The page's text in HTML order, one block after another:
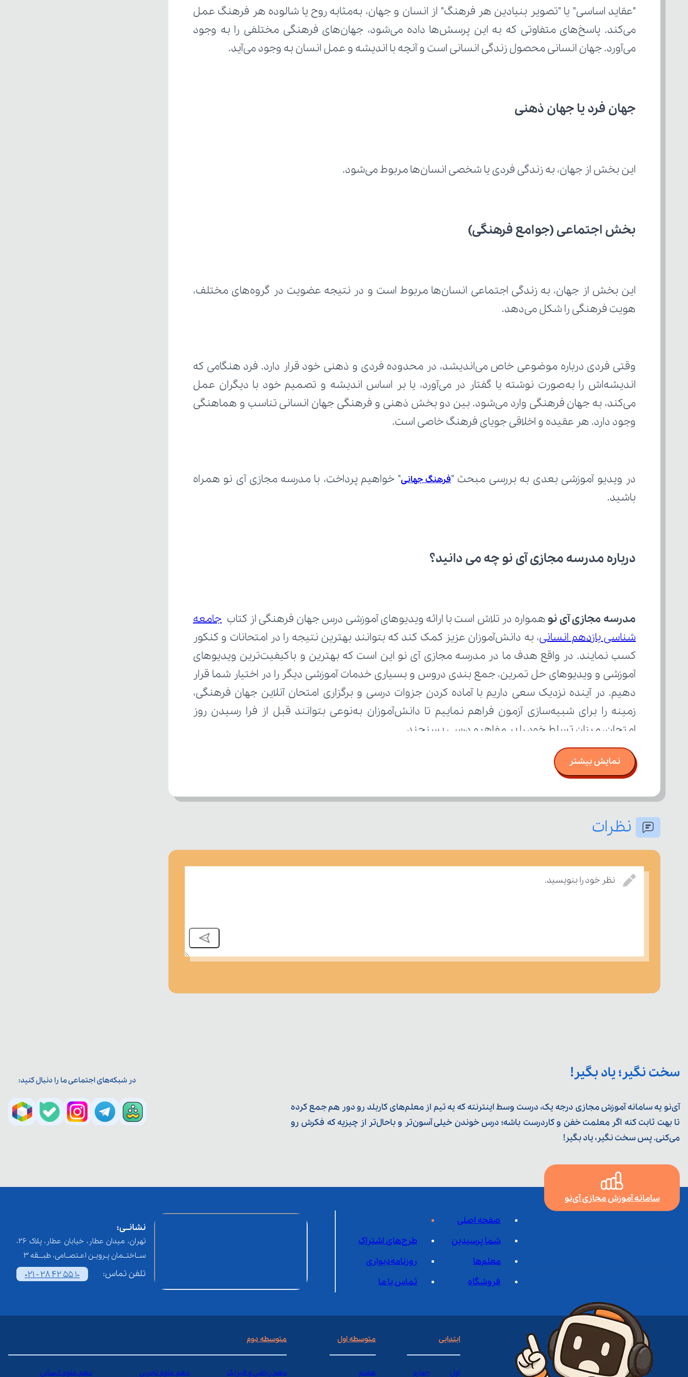
می‌آورد. جهان انسانی محصول زندگی انسانی است و آنچه با اندیشه و عمل انسان به وجود می‌آید.
جهان فرد یا جهان ذهنی
این بخش از جهان، به زندگی فردی یا شخصی انسان‌ها مربوط می‌شود.
بخش اجتماعی (جوامع فرهنگی)
هویت فرهنگی را شکل می‌دهد.
وجود دارد. هر عقیده و اخلاقی جویای فرهنگ خاصی است.
در ویدیو آموزشی بعدی به بررسی مبحث "فرهنگ جهانی
باشید.
درباره مدرسه مجازی آی نو چه می‌ دانید؟
مدرسه مجازی آی نو همواره در تلاش است با ارائه ویدیوهای آموزشی درس جهان فرهنگی از کتاب
شناسی یازدهم انسانی
امتحان، میزان تسلط خود را بر مفاهیم درسی بسنجند.
نمایش بیشتر
نظرات
نظر خود را بنویسید.
سخت نگیر؛ یاد بگیر!
آی‌نو یه سامانه آموزش مجازی درجه یک، درست وسط اینترنته که یه تیم از معلم‌‌های کاربلد رو دور هم جمع کرده
تا بهت ثابت کنه اگر معلمت خفن و کاردرست باشه؛ درس خوندن خیلی آسون‌تر و باحال‌تر از چیزیه که فکرش رو
می‌کنی. پس سخت نگیر، یاد بگیر!
در شبکه‌های اجتماعی ما را دنبال کنید:
سامانه آموزش مجازی آی‌نو
صفحه اصلی
شما پرسیدین
طرح‌های اشتراک
معلم‌ها
روزنامه‌دیواری
فروشگاه
تماس با ما
نشانــی:
تهران، میدان عطار، خیابان عطار، پلاک 26،
ســاختــمان پـرویـن اعـتصــامی، طبـــقه 3
تلفن تماس: 021 - 28 42 55 10
ابتدایی
اول چهارم
متوسطه اول
هفتم
متوسطه دوم
دهم ریاضی و فیزیک دهم علوم تجربی دهم علوم انسانی